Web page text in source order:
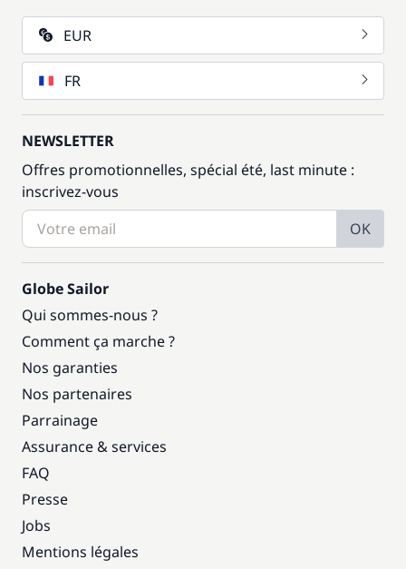
EUR
FR
NEWSLETTER
Offres promotionnelles, spécial été, last minute :
inscrivez-vous
OK
Globe Sailor
Qui sommes-nous ?
Comment ça marche ?
Nos garanties
Nos partenaires
Parrainage
Assurance & services
FAQ
Presse
Jobs
Mentions légales